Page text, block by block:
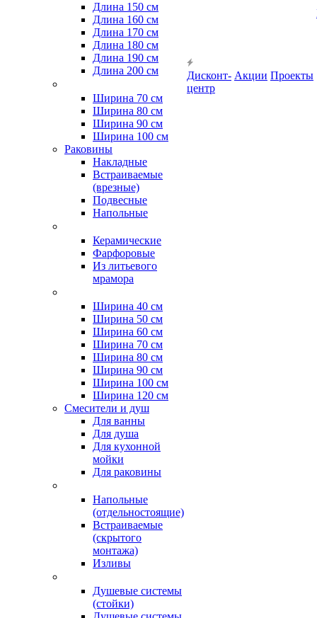
Длина 150 см
Длина 160 см
Длина 170 см
Длина 180 см
Длина 190 см
Длина 200 см
Ширина 70 см
Ширина 80 см
Ширина 90 см
Ширина 100 см
Раковины
Накладные
Встраиваемые
(врезные)
Подвесные
Напольные
Керамические
Фарфоровые
Из литьевого
мрамора
Ширина 40 см
Ширина 50 см
Ширина 60 см
Ширина 70 см
Ширина 80 см
Ширина 90 см
Ширина 100 см
Ширина 120 см
Смесители и душ
Для ванны
Для душа
Для кухонной
мойки
Для раковины
Напольные
(отдельностоящие)
Встраиваемые
(скрытого
монтажа)
Изливы
Душевые системы
(стойки)
Дисконт-
центр
Акции Проекты